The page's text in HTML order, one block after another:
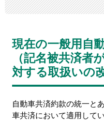
現在の一般用自
（記名被共済者
対する取扱いの
自動車共済約款の統一と
車共済において適用して